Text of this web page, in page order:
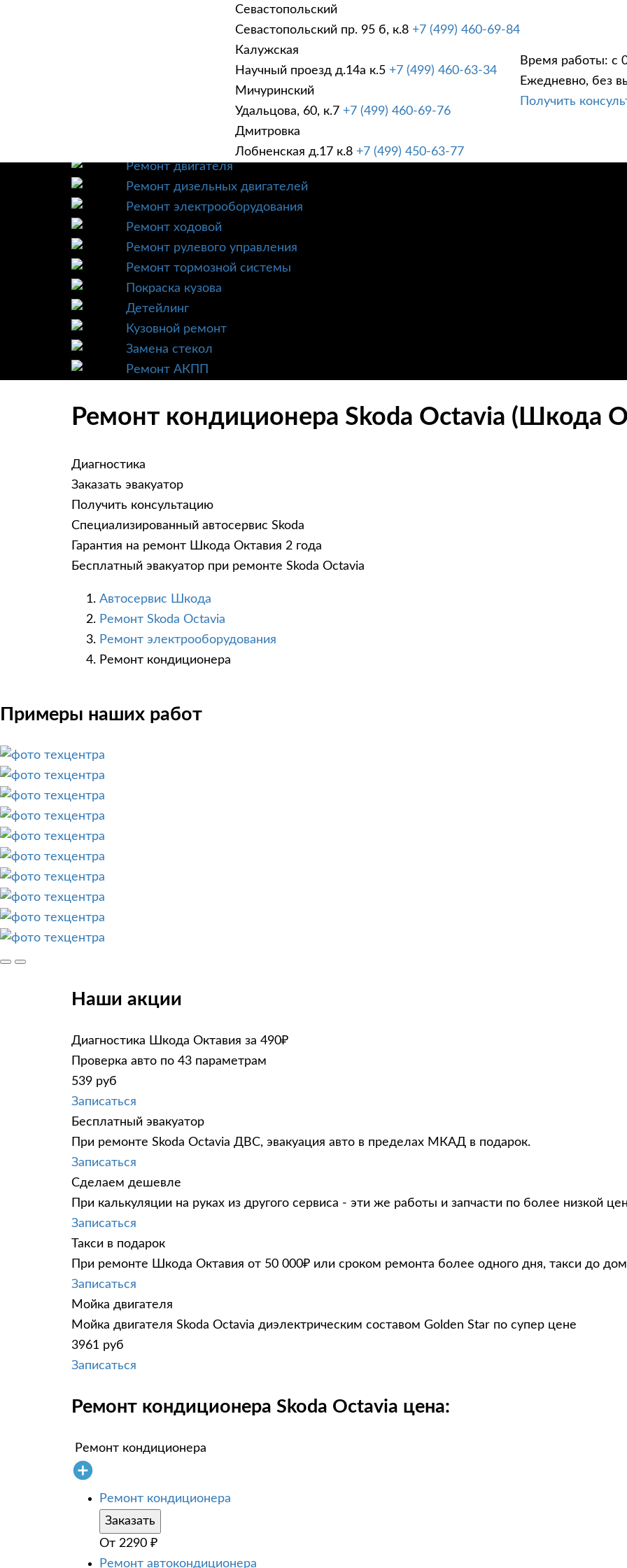
Севастопольский
Севастопольский пр. 95 б, к.8 +7 (499) 460-69-84
Калужская
Научный проезд д.14а к.5 +7 (499) 460-63-34
Мичуринский
Удальцова, 60, к.7 +7 (499) 460-69-76
Дмитровка
Лобненская д.17 к.8 +7 (499) 450-63-77
Время работы: с
Ежедневно, без
Получить
УСЛУГИ
Техническое обслуживание
Ремонт трансмиссии
Ремонт двигателя
Ремонт дизельных двигателей
Ремонт электрооборудования
Ремонт ходовой
Ремонт рулевого управления
Ремонт тормозной системы
Покраска кузова
Детейлинг
Кузовной ремонт
Замена стекол
Ремонт АКПП
Ремонт кондиционера Skoda Octavia (Шкода
Диагностика
Заказать эвакуатор
Получить консультацию
Специализированный автосервис Skoda
Гарантия на ремонт Шкода Октавия 2 года
Бесплатный эвакуатор при ремонте Skoda Octavia
Автосервис Шкода
Ремонт Skoda Octavia
Ремонт электрооборудования
Ремонт кондиционера
Примеры наших работ
Наши акции
Диагностика Шкода Октавия за 490₽
Проверка авто по 43 параметрам
539 руб
Записаться
Бесплатный эвакуатор
При ремонте Skoda Octavia ДВС, эвакуация авто в пределах МКАД в подарок.
Записаться
Сделаем дешевле
При калькуляции на руках из другого сервиса - эти же работы и запчасти по более низкой
Записаться
Такси в подарок
При ремонте Шкода Октавия от 50 000₽ или сроком ремонта более одного дня, такси до
Записаться
Мойка двигателя
Мойка двигателя Skoda Octavia диэлектрическим составом Golden Star по супер цене
3961 руб
Записаться
Ремонт кондиционера Skoda Octavia цена:
Ремонт кондиционера
Ремонт кондиционера
Заказать
От 2290 ₽
Ремонт автокондиционера